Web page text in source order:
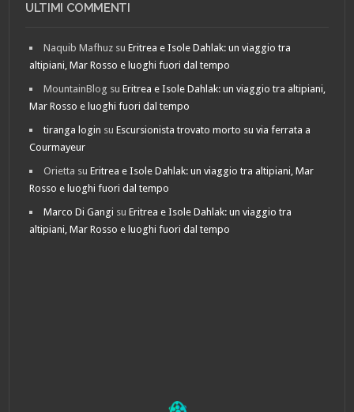
ULTIMI COMMENTI
Naquib Mafhuz suEritrea e Isole Dahlak: un viaggio tra
altipiani, Mar Rosso e luoghi fuori dal tempo
MountainBlog suEritrea e Isole Dahlak: un viaggio tra altipiani,
Mar Rosso e luoghi fuori dal tempo
tiranga login suEscursionista trovato morto su via ferrata a
Courmayeur
Orietta suEritrea e Isole Dahlak: un viaggio tra altipiani, Mar
Rosso e luoghi fuori dal tempo
Marco Di Gangi suEritrea e Isole Dahlak: un viaggio tra
altipiani, Mar Rosso e luoghi fuori dal tempo